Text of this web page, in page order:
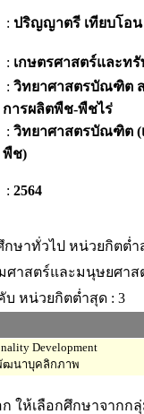
: ปริญญาตรี เทียบโอน
: เกษตรศาสตร์และท
: วิทยาศาสตรบัณฑิต
การผลิตพืช-พืชไร่
: วิทยาศาสตรบัณฑิต (
พืช)
: 2564
ษาทั่วไป หน่วยกิตต่ำ
ศาสตร์และมนุษยศาส
บ หน่วยกิตต่ำสุด : 3
Development
ฒนาบุคลิกภาพ
ก ให้เลือกศึกษาจาก